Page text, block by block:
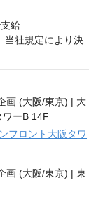
給
社規定により決
フロント大阪タワ